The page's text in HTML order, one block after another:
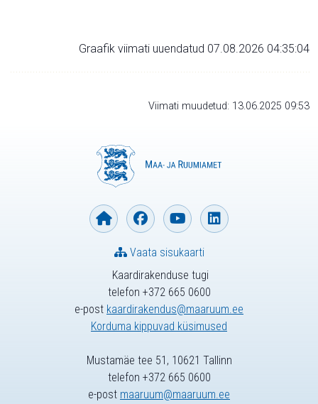
Graafik viimati uuendatud 07.08.2026 04:35:04
Viimati muudetud: 13.06.2025 09:53
Kaardirakenduse tugi
telefon +372 665 0600
e-post kaardirakendus@maaruum.ee
Korduma kippuvad küsimused
Vaata sisukaarti
Mustamäe tee 51, 10621 Tallinn
telefon +372 665 0600
e-post maaruum@maaruum.ee